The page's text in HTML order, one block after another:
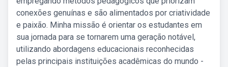
conexões genuínas e são alimentados por criatividade
e paixão. Minha missão é orientar os estudantes em
sua jornada para se tornarem uma geração notável,
utilizando abordagens educacionais reconhecidas
pelas principais instituições acadêmicas do mundo -